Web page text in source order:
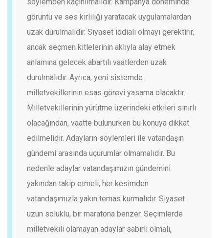
görüntü ve ses kirliliği yaratacak uygulamalardan
uzak durulmalıdır. Siyaset iddialı olmayı gerektirir,
ancak seçmen kitlelerinin aklıyla alay etmek
anlamına gelecek abartılı vaatlerden uzak
durulmalıdır. Ayrıca, yeni sistemde
milletvekillerinin esas görevi yasama olacaktır.
Milletvekillerinin yürütme üzerindeki etkileri sınırlı
olacağından, vaatte bulunurken bu konuya dikkat
edilmelidir. Adayların söylemleri ile vatandaşın
gündemi arasında uçurumlar olmamalıdır. Bu
nedenle adaylar vatandaşımızın gündemini
yakından takip etmeli, her kesimden
vatandaşımızla yakın temas kurmalıdır. Siyaset
uzun soluklu, bir maratona benzer. Seçimlerde
milletvekili olamayan adaylar sabırlı olmalı,